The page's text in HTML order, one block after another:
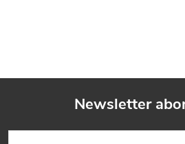
F
Newsletter